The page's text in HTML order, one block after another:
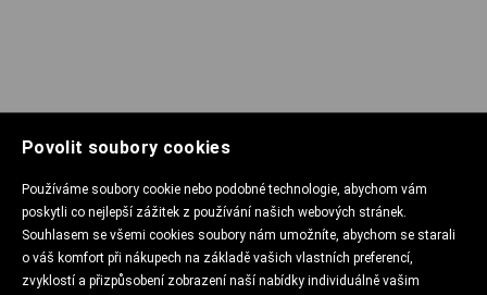
Povolit soubory cookies
Používáme soubory cookie nebo podobné technologie, abychom vám
poskytli co nejlepší zážitek z používání našich webových stránek.
Souhlasem se všemi cookies soubory nám umožníte, abychom se starali
o váš komfort při nákupech na základě vašich vlastních preferencí,
zvyklostí a přizpůsobení zobrazení naší nabídky individuálně vašim